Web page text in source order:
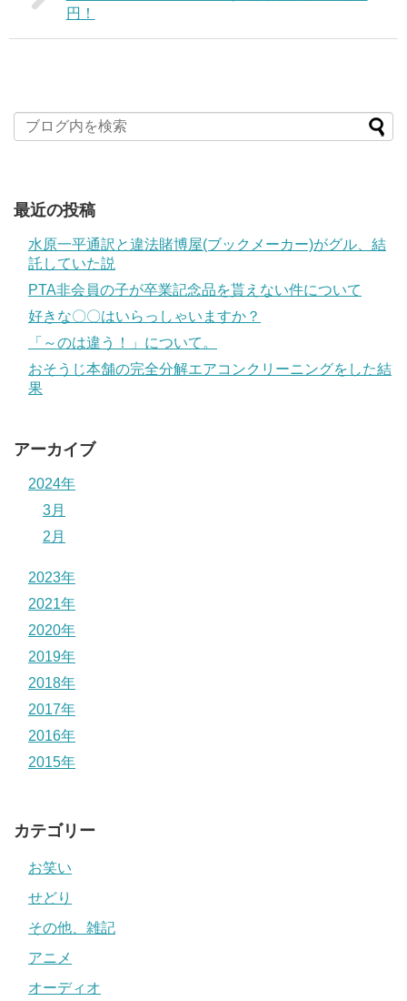
円！
最近の投稿
水原一平通訳と違法賭博屋(ブックメーカー)がグル、結
託していた説
PTA非会員の子が卒業記念品を貰えない件について
好きな〇〇はいらっしゃいますか？
「～のは違う！」について。
おそうじ本舗の完全分解エアコンクリーニングをした結
果
アーカイブ
2024年
3月
2月
2023年
2021年
2020年
2019年
2018年
2017年
2016年
2015年
カテゴリー
お笑い
せどり
その他、雑記
アニメ
オーディオ